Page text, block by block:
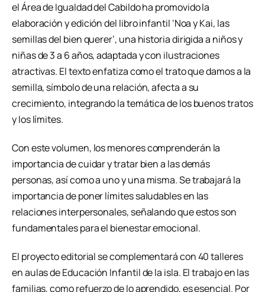
el Área de Igualdad del Cabildo ha promovido la
elaboración y edición del libro infantil ‘Noa y Kai, las
semillas del bien querer’, una historia dirigida a niños y
niñas de 3 a 6 años, adaptada y con ilustraciones
atractivas. El texto enfatiza como el trato que damos a la
semilla, símbolo de una relación, afecta a su
crecimiento, integrando la temática de los buenos tratos
y los límites.
Con este volumen, los menores comprenderán la
importancia de cuidar y tratar bien a las demás
personas, así como a uno y una misma. Se trabajará la
importancia de poner límites saludables en las
relaciones interpersonales, señalando que estos son
fundamentales para el bienestar emocional.
El proyecto editorial se complementará con 40 talleres
en aulas de Educación Infantil de la isla. El trabajo en las
familias, como refuerzo de lo aprendido, es esencial. Por